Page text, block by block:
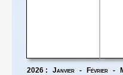
2026 : Janvier - Février -